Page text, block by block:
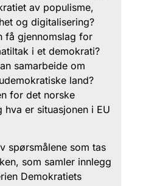
av populisme,
og digitalisering?
få gjennomslag for
i et demokrati?
samarbeide om
land?
for det norske
er situasjonen i EU
spørsmålene som tas
som samler innlegg
Demokratiets